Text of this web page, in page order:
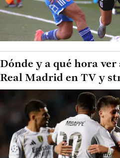
Dónde y a qué hora ver
Real Madrid en TV y